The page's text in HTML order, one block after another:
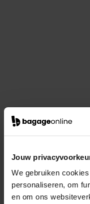
Jouw
We gebruiken
personaliseren, om
en om ons